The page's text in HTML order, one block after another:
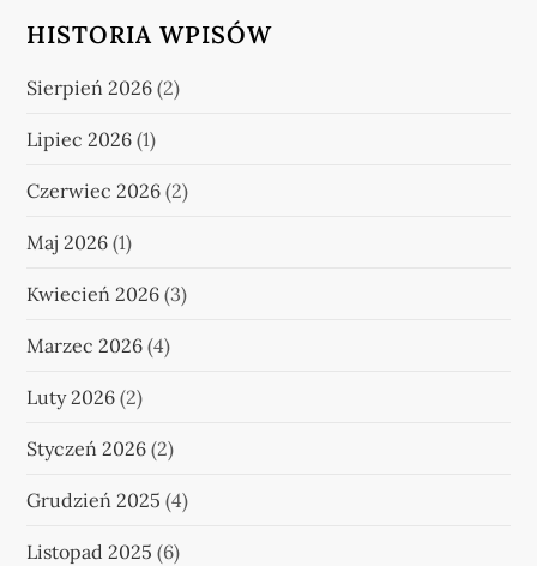
HISTORIA WPISÓW
Sierpień 2026 (2)
Lipiec 2026 (1)
Czerwiec 2026 (2)
Maj 2026 (1)
Kwiecień 2026 (3)
Marzec 2026 (4)
Luty 2026 (2)
Styczeń 2026 (2)
Grudzień 2025 (4)
Listopad 2025 (6)